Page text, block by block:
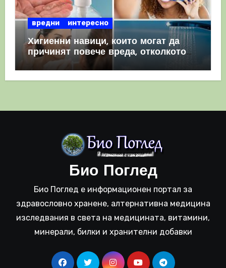
вредни интересно
Хигиенни навици, които могат да
причинят повече вреда, отколкото
полза
Био Поглед
Био Поглед е информационен портал за
здравословно хранене, алтернативна медицина
изследвания в света на медицината, витамини,
минерали, билки и хранителни добавки